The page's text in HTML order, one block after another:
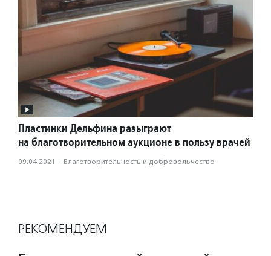
Пластинки Дельфина разыграют
на благотворительном аукционе в пользу врачей
09.04.2021 · Благотвори­тель­ность и доброволь­чест­во
РЕКОМЕНДУЕМ